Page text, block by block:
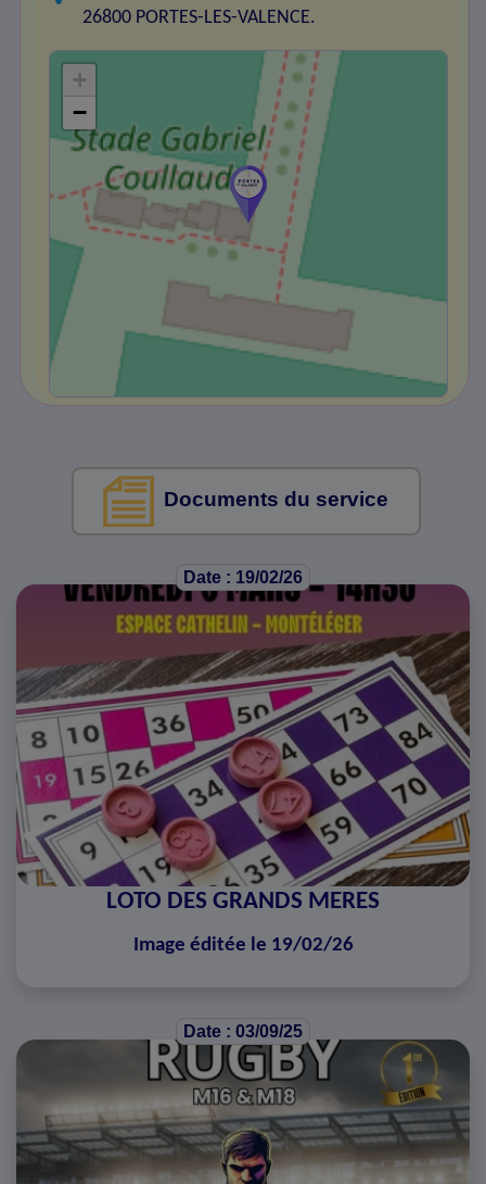
26800 PORTES-LES-VALENCE.
+
−
Documents du service
Date : 19/02/26
LOTO DES GRANDS MERES
Image éditée le 19/02/26
Date : 03/09/25